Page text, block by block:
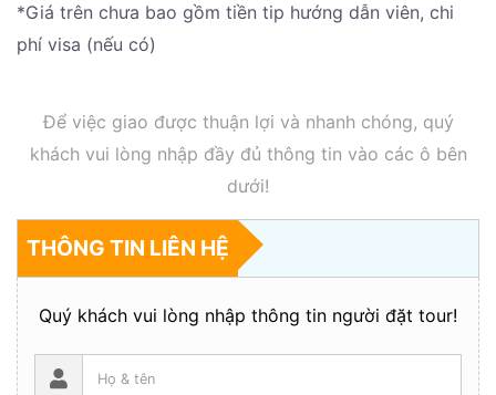
*Giá trên chưa bao gồm tiền tip hướng dẫn viên, chi
phí visa (nếu có)
Để việc giao được thuận lợi và nhanh chóng, quý
khách vui lòng nhập đầy đủ thông tin vào các ô bên
dưới!
THÔNG TIN LIÊN HỆ
Quý khách vui lòng nhập thông tin người đặt tour!